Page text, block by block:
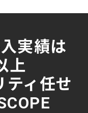
実績は
上
ティ任せ